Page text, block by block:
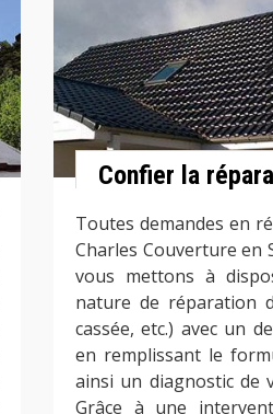
Confier la
Toutes demandes en
Charles Couverture en
vous mettons à
nature de réparation
cassée, etc.) avec un
en remplissant le
ainsi un diagnostic
Grâce à une